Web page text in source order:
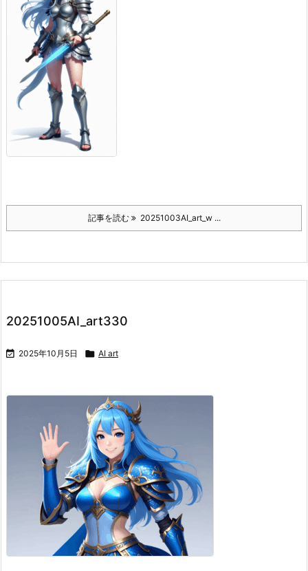
記事を読む 20251003AI_art_w ...
20251005AI_art330
 2025年10月5日  AI art